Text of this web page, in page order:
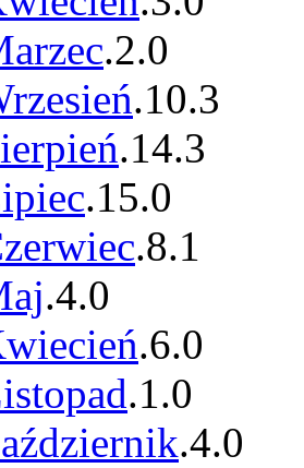
.2.0
.10.3
.14.3
.15.0
.8.1
.4.0
.6.0
.1.0
.4.0